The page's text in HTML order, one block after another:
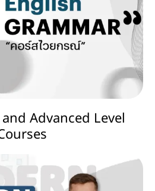
Advanced Level